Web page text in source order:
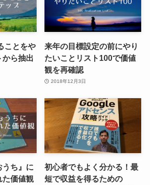
ことをや
から抽出
来年の目標設定の前にやり
たいことリスト100で価値
観を再確認
2018年12月3日
うち』に
た価値観
初心者でもよく分かる！最
短で収益を得るための